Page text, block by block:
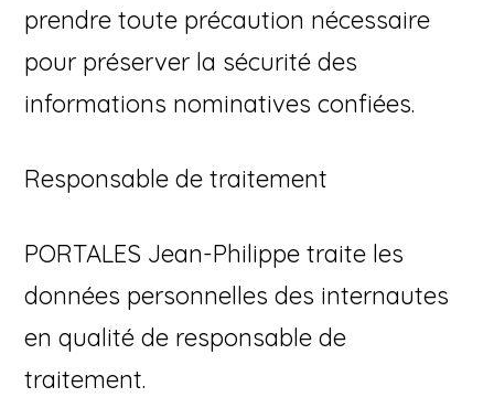
prendre toute précaution nécessaire
pour préserver la sécurité des
informations nominatives confiées.
Responsable de traitement
PORTALES Jean-Philippe traite les
données personnelles des internautes
en qualité de responsable de
traitement.